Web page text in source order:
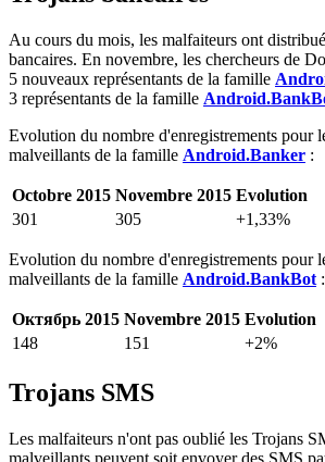
Au cours du mois, les malfaiteurs ont
bancaires. En novembre, les chercheurs de
5 nouveaux représentants de la famille
3 représentants de la famille
Evolution du nombre d'enregistrements pour
malveillants de la famille Android.Banker :
Octobre 2015 Novembre 2015 Evolution
301
305 +1,33%
Evolution du nombre d'enregistrements pour
malveillants de la famille Android.BankBot :
Октябрь 2015 Novembre 2015 Evolution
148
151 +2%
Trojans SMS
Les malfaiteurs n'ont pas oublié les Trojans
malveillants peuvent soit envoyer des SMS